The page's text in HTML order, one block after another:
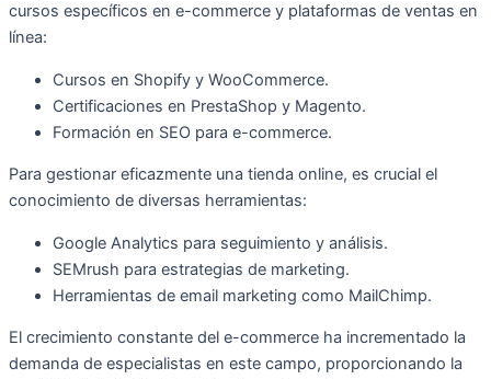
cursos específicos en e-commerce y plataformas de ventas en
línea:
Cursos en Shopify y WooCommerce.
Certificaciones en PrestaShop y Magento.
Formación en SEO para e-commerce.
Para gestionar eficazmente una tienda online, es crucial el
conocimiento de diversas herramientas:
Google Analytics para seguimiento y análisis.
SEMrush para estrategias de marketing.
Herramientas de email marketing como MailChimp.
El crecimiento constante del e-commerce ha incrementado la
demanda de especialistas en este campo, proporcionando la